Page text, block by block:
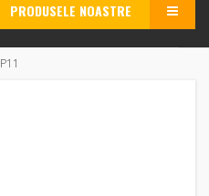
PRODUSELE NOASTRE MENU
P11